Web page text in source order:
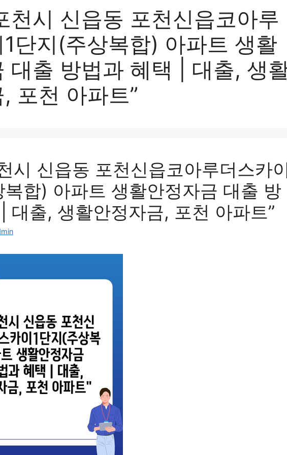
천시 신읍동 포천신읍코아루
단지(주상복합) 아파트 생활
대출 방법과 혜택 | 대출, 생
포천 아파트”
시 신읍동 포천신읍코아루더스카
복합) 아파트 생활안정자금 대출 방
대출, 생활안정자금, 포천 아파트”